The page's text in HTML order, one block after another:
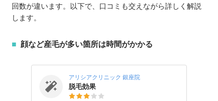
回数が違います。以下で、口コミも交えながら詳しく解説
します。
顔など産毛が多い箇所は時間がかかる
アリシアクリニック 銀座院
脱毛効果